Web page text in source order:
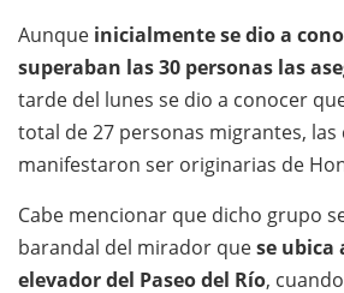
Aunque inicialmente se dio a
superaban las 30 personas las
tarde del lunes se dio a conocer
total de 27 personas migrantes, las
manifestaron ser originarias de
Cabe mencionar que dicho grupo
barandal del mirador quese ubica
elevador del Paseo del Río,